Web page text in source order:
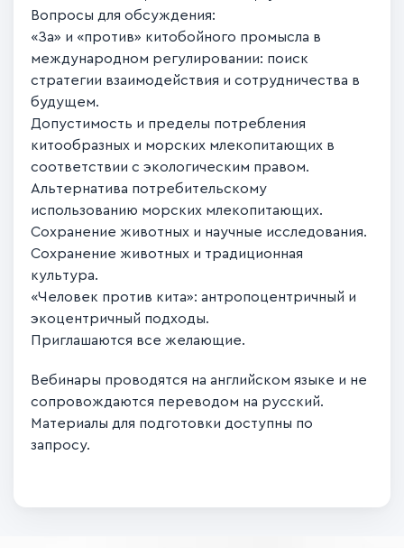
Вопросы для обсуждения:
«За» и «против» китобойного промысла в
международном регулировании: поиск
стратегии взаимодействия и сотрудничества в
будущем.
Допустимость и пределы потребления
китообразных и морских млекопитающих в
соответствии с экологическим правом.
Альтернатива потребительскому
использованию морских млекопитающих.
Сохранение животных и научные исследования.
Сохранение животных и традиционная
культура.
«Человек против кита»: антропоцентричный и
экоцентричный подходы.
Приглашаются все желающие.
Вебинары проводятся на английском языке и не
сопровождаются переводом на русский.
Материалы для подготовки доступны по
запросу.